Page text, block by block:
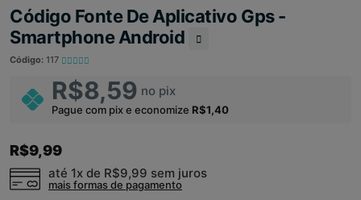
Código Fonte De Aplicativo Gps -
Smartphone Android
Código: 117
R$8,59 no pix
Pague com pix e economize R$1,40
R$9,99
até 1x de R$9,99 sem juros
mais formas de pagamento